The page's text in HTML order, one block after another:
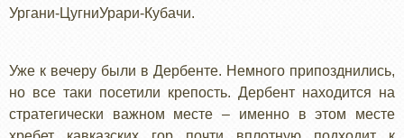
Ургани-ЦугниУрари-Кубачи.
Уже к вечеру были в Дербенте. Немного припозднились,
но все таки посетили крепость. Дербент находится на
стратегически важном месте – именно в этом месте